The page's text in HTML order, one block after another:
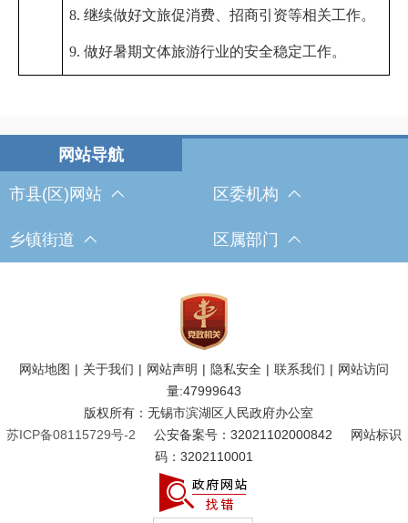
8. 继续做好文旅促消费、招商引资等相关工作。
9. 做好暑期文体旅游行业的安全稳定工作。
市县(区)网站 区委机构
乡镇街道 区属部门
网站地图 | 关于我们 | 网站声明 | 隐私安全 | 联系我们 | 网站访问
量:47999643
版权所有：无锡市滨湖区人民政府办公室
苏ICP备08115729号-2
公安备案号：32021102000842
网站标识
码：3202110001